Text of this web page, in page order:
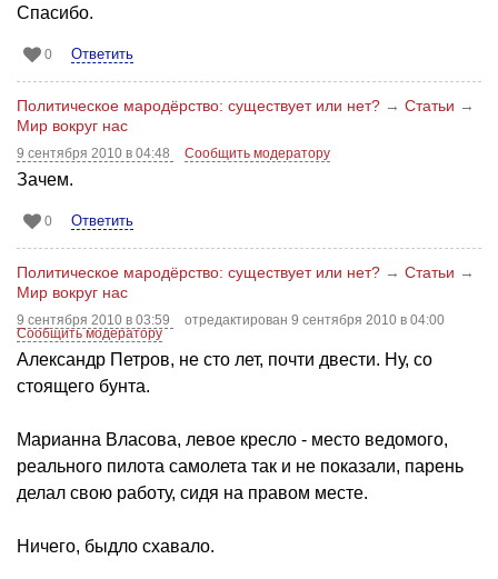
Спасибо.
0 Ответить
Политическое мародёрство: существует или нет? → Статьи →
Мир вокруг нас
9 сентября 2010 в 04:48 Сообщить модератору
Зачем.
0 Ответить
Политическое мародёрство: существует или нет? → Статьи →
Мир вокруг нас
9 сентября 2010 в 03:59
отредактирован 9 сентября 2010 в 04:00
Сообщить модератору
Александр Петров, не сто лет, почти двести. Ну, со
стоящего бунта.
Марианна Власова, левое кресло - место ведомого,
реального пилота самолета так и не показали, парень
делал свою работу, сидя на правом месте.
Ничего, быдло схавало.